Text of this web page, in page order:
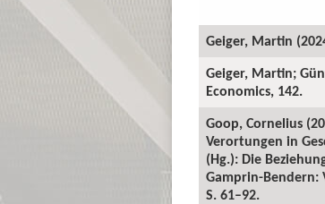
Geiger, Martin
Geiger, Martin;
Economics, 142.
Goop, Cornelius
Verortungen in
(Hg.): Die
Gamprin-Bendern:
S. 61–92.